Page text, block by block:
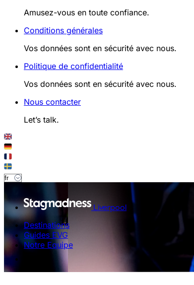
Amusez-vous en toute confiance.
Conditions générales
Vos données sont en sécurité avec nous.
Politique de confidentialité
Vos données sont en sécurité avec nous.
Nous contacter
Let’s talk.
Liverpool
Destinations
Guides EVG
Notre Equipe